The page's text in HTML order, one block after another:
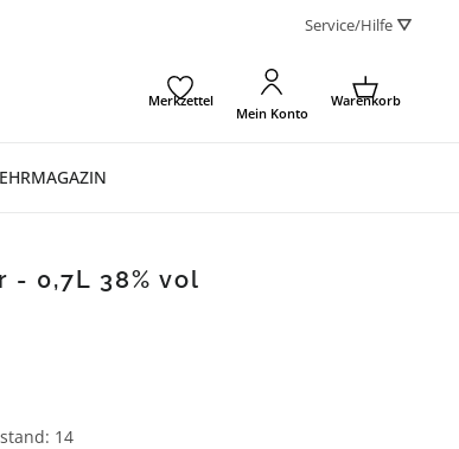
Service/Hilfe ⛛
Merkzettel
Mein Konto
Warenkorb
MAGAZIN
- 0,7L 38% vol
3.8 von 5 Sternen
14